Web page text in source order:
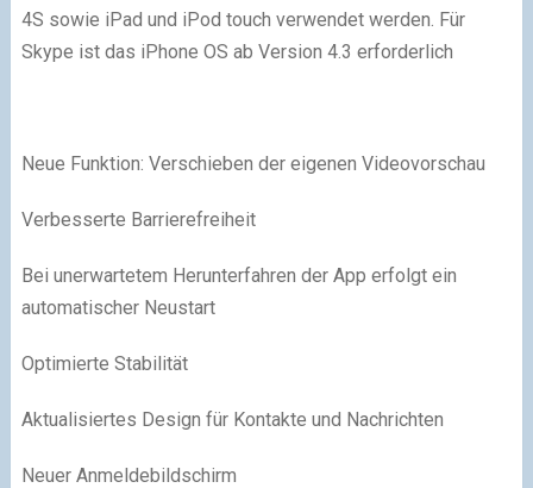
4S sowie iPad und iPod touch verwendet werden. Für
Skype ist das iPhone OS ab Version 4.3 erforderlich
Neue Funktion: Verschieben der eigenen Videovorschau
Verbesserte Barrierefreiheit
Bei unerwartetem Herunterfahren der App erfolgt ein
automatischer Neustart
Optimierte Stabilität
Aktualisiertes Design für Kontakte und Nachrichten
Neuer Anmeldebildschirm